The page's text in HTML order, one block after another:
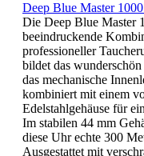
Deep Blue Master
Die Deep Blue Master
beeindruckende
professioneller
bildet das
das mechanische
kombiniert mit einem
Edelstahlgehäuse für
Im stabilen 44 mm
diese Uhr echte 300
Ausgestattet mit